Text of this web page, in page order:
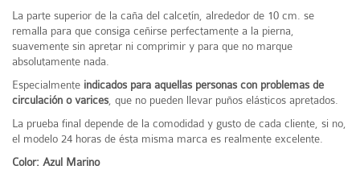
La parte superior de la caña del calcetín, alrededor de 10 cm. se
remalla para que consiga ceñirse perfectamente a la pierna,
suavemente sin apretar ni comprimir y para que no marque
absolutamente nada.
Especialmente indicados para aquellas personas con problemas de
circulación o varices, que no pueden llevar puños elásticos apretados.
La prueba final depende de la comodidad y gusto de cada cliente, si no,
el modelo 24 horas de ésta misma marca es realmente excelente.
Color: Azul Marino